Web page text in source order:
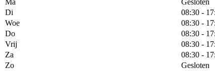
Di
08:30 -
Woe
08:30 -
Do
08:30 -
Vrij
08:30 -
Za
08:30 -
Zo
Gesloten